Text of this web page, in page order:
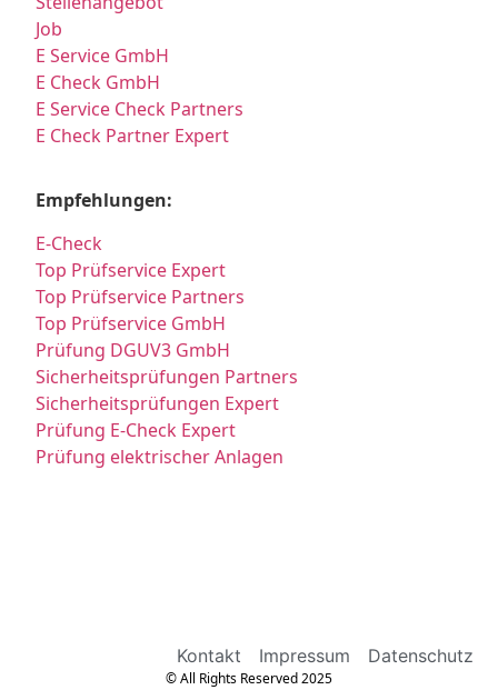
Job
E Service GmbH
E Check GmbH
E Service Check Partners
E Check Partner Expert
Empfehlungen:
E-Check
Top Prüfservice Expert
Top Prüfservice Partners
Top Prüfservice GmbH
Prüfung DGUV3 GmbH
Sicherheitsprüfungen Partners
Sicherheitsprüfungen Expert
Prüfung E-Check Expert
Prüfung elektrischer Anlagen
Kontakt Impressum Datenschutz
© All Rights Reserved 2025